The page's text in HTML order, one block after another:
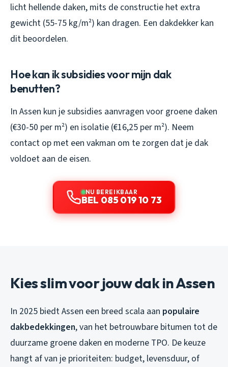
licht hellende daken, mits de constructie het extra
gewicht (55-75 kg/m²) kan dragen. Een dakdekker kan
dit beoordelen.
Hoe kan ik subsidies voor mijn dak
benutten?
In Assen kun je subsidies aanvragen voor groene daken
(€30-50 per m²) en isolatie (€16,25 per m²). Neem
contact op met een vakman om te zorgen dat je dak
voldoet aan de eisen.
NU BEREIKBAAR
BEL 085 019 10 73
Kies slim voor jouw dak in Assen
In 2025 biedt Assen een breed scala aan populaire
dakbedekkingen, van het betrouwbare bitumen tot de
duurzame groene daken en moderne TPO. De keuze
hangt af van je prioriteiten: budget, levensduur, of